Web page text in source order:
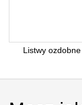
Listwy